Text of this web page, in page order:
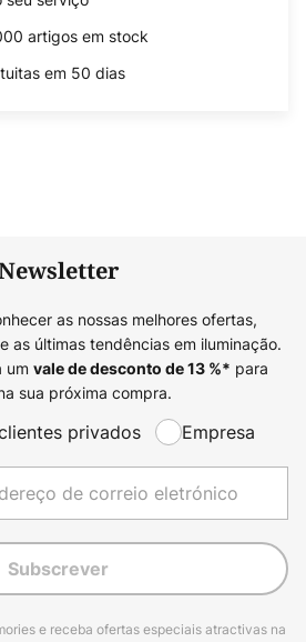
artigos em stock
em 50 dias
as nossas melhores ofertas,
as últimas tendências em iluminação.
um vale de desconto de13%* para
sua próxima compra.
privados Empresa
Subscrever
e receba ofertas especiais atractivas na